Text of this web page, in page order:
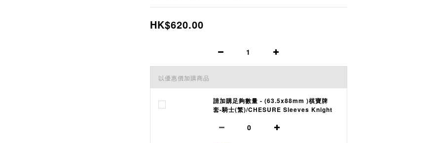
HK$620.00
以優惠價加購商品
請加購足夠數量 - (63.5x88mm )棋寶牌
套-騎士(繁)/CHESURE Sleeves Knight